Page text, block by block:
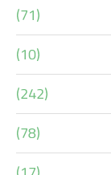
(71)
(10)
(242)
(78)